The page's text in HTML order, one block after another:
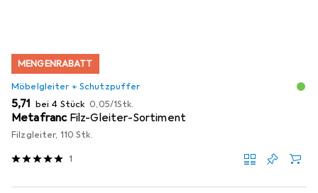
MENGENRABATT
Möbelgleiter + Schutzpuffer
EUR
5,71 bei 4 Stück EUR
0,05/1Stk.
Metafranc Filz-Gleiter-Sortiment
Filzgleiter, 110 Stk.
1